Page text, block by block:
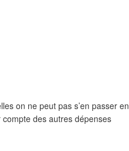
on ne peut pas s’en passer en
compte des autres dépenses